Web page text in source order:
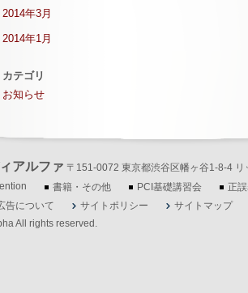
2014年3月
2014年1月
カテゴリ
お知らせ
アルファ 〒151-0072 東京都渋谷区幡ヶ谷1-8-4
書籍・その他 PCI基礎講習会
正
告について サイトポリシー
サイトマップ
All rights reserved.